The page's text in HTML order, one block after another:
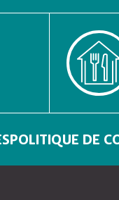
POLITIQUE DE